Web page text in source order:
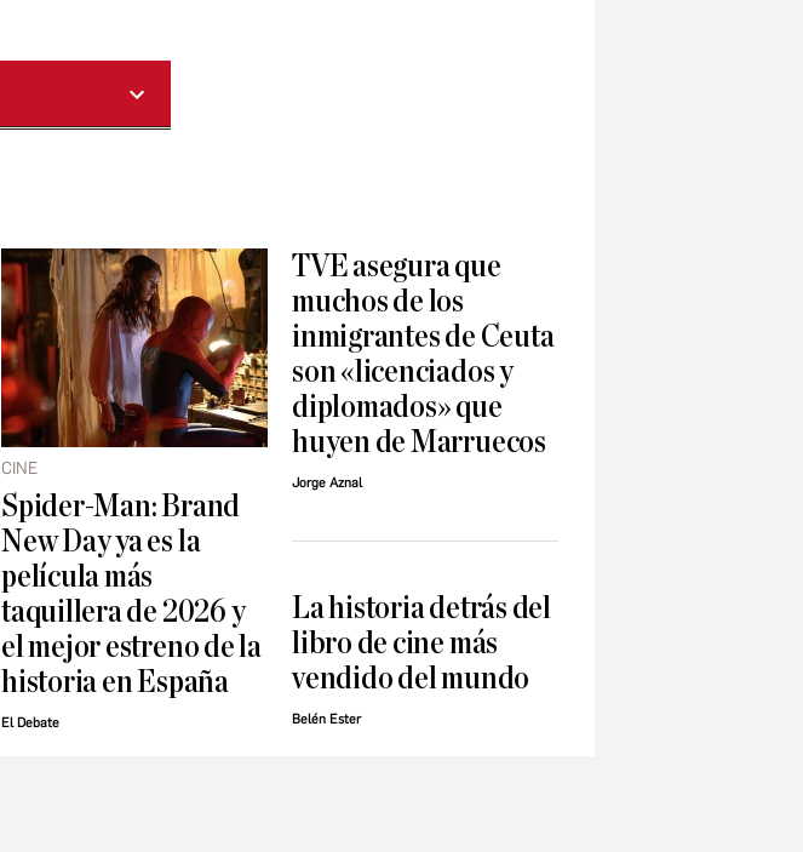
CINE
Spider-Man: Brand
New Day ya es la
película más
taquillera de 2026 y
el mejor estreno de la
historia en España
El Debate
TVE asegura que
muchos de los
inmigrantes de Ceuta
son «licenciados y
diplomados» que
huyen de Marruecos
Jorge Aznal
La historia detrás del
libro de cine más
vendido del mundo
Belén Ester